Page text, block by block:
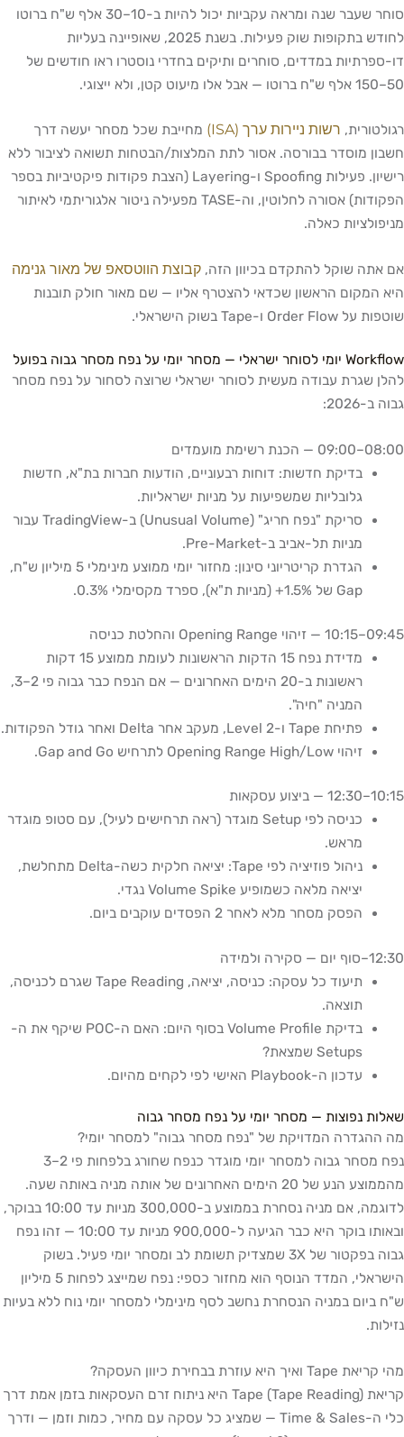
סוחר שעבר שנה ומראה עקביות יכול להיות ב-10–30 אלף ש"ח ברוטו
לחודש בתקופות שוק פעילות. בשנת 2025, שאופיינה בעליות
דו-ספרתיות במדדים, סוחרים ותיקים בחדרי נוסטרו ראו חודשים של
50–150 אלף ש"ח ברוטו — אבל אלו מיעוט קטן, ולא ייצוגי.
רגולטורית, רשות ניירות ערך (ISA)
מחייבת שכל מסחר יעשה דרך
חשבון מוסדר בבורסה. אסור לתת המלצות/הבטחות תשואה לציבור ללא
רישיון. פעילות Spoofing ו-Layering (הצבת פקודות פיקטיביות בספר
הפקודות) אסורה לחלוטין, וה-TASE מפעילה ניטור אלגוריתמי לאיתור
מניפולציות כאלה.
אם אתה שוקל להתקדם בכיוון הזה, קבוצת הווטסאפ של מאור גנימה
היא המקום הראשון שכדאי להצטרף אליו — שם מאור חולק תובנות
שוטפות על Order Flow ו-Tape בשוק הישראלי.
Workflow יומי לסוחר ישראלי — מסחר יומי על נפח מסחר גבוה בפועל
להלן שגרת עבודה מעשית לסוחר ישראלי שרוצה לסחור על נפח מסחר
גבוה ב-2026:
08:00–09:00 — הכנת רשימת מועמדים
בדיקת חדשות: דוחות רבעוניים, הודעות חברות בת"א, חדשות
גלובליות שמשפיעות על מניות ישראליות.
סריקת "נפח חריג" (Unusual Volume) ב-TradingView עבור
מניות תל-אביב ב-Pre-Market.
הגדרת קריטריוני סינון: מחזור יומי ממוצע מינימלי 5 מיליון ש"ח,
Gap של 1.5%+ (מניות ת"א), ספרד מקסימלי 0.3%.
09:45–10:15 — זיהוי Opening Range והחלטת כניסה
מדידת נפח 15 הדקות הראשונות לעומת ממוצע 15 דקות
ראשונות ב-20 הימים האחרונים — אם הנפח כבר גבוה פי 2–3,
המניה "חיה".
פתיחת Tape ו-Level 2, מעקב אחר Delta ואחר גודל הפקודות.
זיהוי Opening Range High/Low לתרחיש Gap and Go.
10:15–12:30 — ביצוע עסקאות
כניסה לפי Setup מוגדר (ראה תרחישים לעיל), עם סטופ מוגדר
מראש.
ניהול פוזיציה לפי Tape: יציאה חלקית כשה-Delta מתחלשת,
יציאה מלאה כשמופיע Volume Spike נגדי.
הפסק מסחר מלא לאחר 2 הפסדים עוקבים ביום.
12:30–סוף יום — סקירה ולמידה
תיעוד כל עסקה: כניסה, יציאה, Tape Reading שגרם לכניסה,
תוצאה.
בדיקת Volume Profile בסוף היום: האם ה-POC שיקף את ה-
Setups שמצאת?
עדכון ה-Playbook האישי לפי לקחים מהיום.
שאלות נפוצות — מסחר יומי על נפח מסחר גבוה
מה ההגדרה המדויקת של "נפח מסחר גבוה" למסחר יומי?
נפח מסחר גבוה למסחר יומי מוגדר כנפח שחורג בלפחות פי 2–3
מהממוצע הנע של 20 הימים האחרונים של אותה מניה באותה שעה.
לדוגמה, אם מניה נסחרת בממוצע ב-300,000 מניות עד 10:00 בבוקר,
ובאותו בוקר היא כבר הגיעה ל-900,000 מניות עד 10:00 — זהו נפח
גבוה בפקטור של 3X שמצדיק תשומת לב ומסחר יומי פעיל. בשוק
הישראלי, המדד הנוסף הוא מחזור כספי: נפח שמייצג לפחות 5 מיליון
ש"ח ביום במניה הנסחרת נחשב לסף מינימלי למסחר יומי נוח ללא בעיות
נזילות.
מהי קריאת Tape ואיך היא עוזרת בבחירת כיוון העסקה?
קריאת Tape (Tape Reading) היא ניתוח זרם העסקאות בזמן אמת דרך
כלי ה-Time & Sales — שמציג כל עסקה עם מחיר, כמות וזמן — ודרך